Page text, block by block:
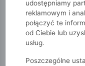
Monnari Zobacz
Płaszcz damski z
udostępniamy
reklamowym i
połączyć te
od Ciebie lub
usług.
Poszczególne